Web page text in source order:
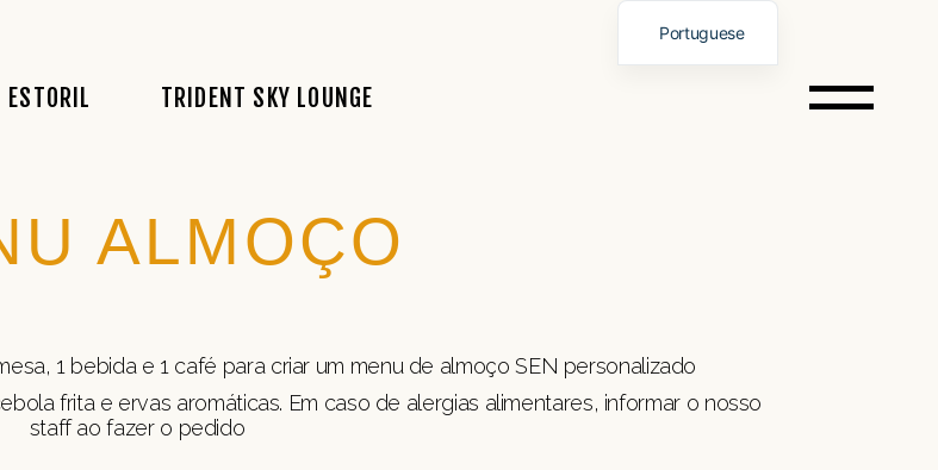
ESTORIL
Conceito
Fado
Eventos
TRIDENT SKY LOUNGE
Conceito
Eventos
Acarta
Eventos
Reservas
Acarta
ALMOÇO
1 bebida e 1 café para criar um menu de almoço SEN personalizado
frita e ervas aromáticas. Em caso de alergias alimentares, informar o nosso
staff ao fazer o pedido
Portuguese